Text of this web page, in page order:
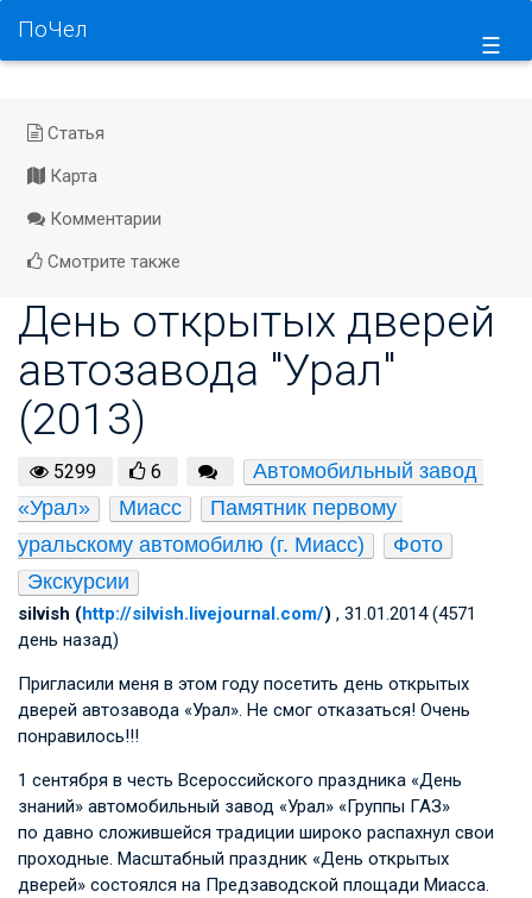
☰
ПоЧел
Статья
Карта
Комментарии
Смотрите также
День открытых дверей
автозавода "Урал"
(2013)
5299 6
Автомобильный завод
«Урал»
Миасс
Памятник первому
уральскому автомобилю (г. Миасс)
Фото
Экскурсии
silvish (http://silvish.livejournal.com/) , 31.01.2014 (4571
день назад)
Пригласили меня в этом году посетить день открытых
дверей автозавода «Урал». Не смог отказаться! Очень
понравилось!!!
1 сентября в честь Всероссийского праздника «День
знаний» автомобильный завод «Урал» «Группы ГАЗ»
по давно сложившейся традиции широко распахнул свои
проходные. Масштабный праздник «День открытых
дверей» состоялся на Предзаводской площади Миасса.